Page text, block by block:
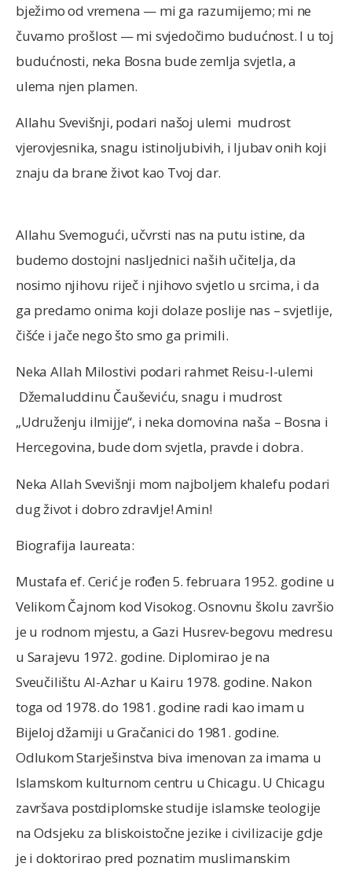
bježimo od vremena — mi ga razumijemo; mi ne
čuvamo prošlost — mi svjedočimo budućnost. I u toj
budućnosti, neka Bosna bude zemlja svjetla, a
ulema njen plamen.
Allahu Svevišnji, podari našoj ulemi mudrost
vjerovjesnika, snagu istinoljubivih, i ljubav onih koji
znaju da brane život kao Tvoj dar.
Allahu Svemogući, učvrsti nas na putu istine, da
budemo dostojni nasljednici naših učitelja, da
nosimo njihovu riječ i njihovo svjetlo u srcima, i da
ga predamo onima koji dolaze poslije nas – svjetlije,
čišće i jače nego što smo ga primili.
Neka Allah Milostivi podari rahmet Reisu-l-ulemi
Džemaluddinu Čauševiću, snagu i mudrost
„Udruženju ilmijje“, i neka domovina naša – Bosna i
Hercegovina, bude dom svjetla, pravde i dobra.
Neka Allah Svevišnji mom najboljem khalefu podari
dug život i dobro zdravlje! Amin!
Biografija laureata:
Mustafa ef. Cerić je rođen 5. februara 1952. godine u
Velikom Čajnom kod Visokog. Osnovnu školu završio
je u rodnom mjestu, a Gazi Husrev-begovu medresu
u Sarajevu 1972. godine. Diplomirao je na
Sveučilištu Al-Azhar u Kairu 1978. godine. Nakon
toga od 1978. do 1981. godine radi kao imam u
Bijeloj džamiji u Gračanici do 1981. godine.
Odlukom Starješinstva biva imenovan za imama u
Islamskom kulturnom centru u Chicagu. U Chicagu
završava postdiplomske studije islamske teologije
na Odsjeku za bliskoistočne jezike i civilizacije gdje
je i doktorirao pred poznatim muslimanskim